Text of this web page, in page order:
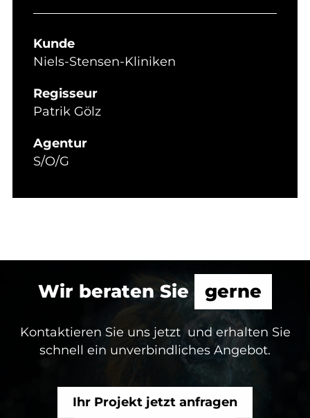
Kunde
Niels-Stensen-Kliniken
Regisseur
Patrik Gölz
Agentur
S/O/G
Wir beraten Sie gerne
Kontaktieren Sie uns jetzt und erhalten Sie
schnell ein unverbindliches Angebot.
Ihr Projekt jetzt anfragen